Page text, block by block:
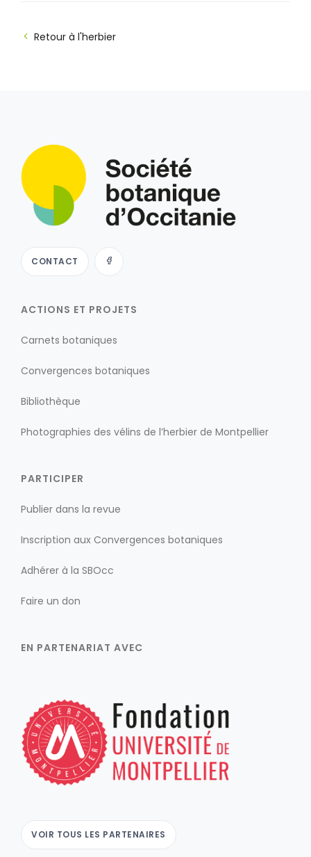
Retour à l'herbier
CONTACT
ACTIONS ET PROJETS
Carnets botaniques
Convergences botaniques
Bibliothèque
Photographies des vélins de l’herbier de Montpellier
PARTICIPER
Publier dans la revue
Inscription aux Convergences botaniques
Adhérer à la SBOcc
Faire un don
EN PARTENARIAT AVEC
VOIR TOUS LES PARTENAIRES